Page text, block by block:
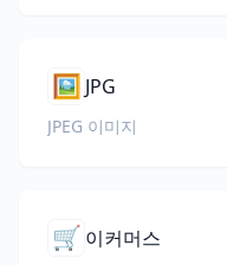
🖼️ JPG
JPEG 이미지
🛒 이커머스